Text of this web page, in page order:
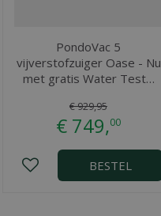
PondoVac 5
vijverstofzuiger Oase - Nu
met gratis Water Test…
€929,95
€ 749,00
BESTEL